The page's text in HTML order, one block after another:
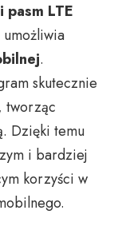
LTE
.
skutecznie
tworząc
Dzięki temu
i bardziej
korzyści w